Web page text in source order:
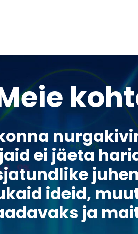
ei jäeta
ideid,
ja